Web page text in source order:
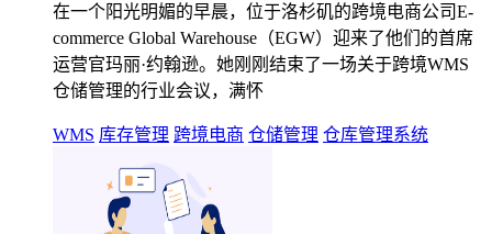
在一个阳光明媚的早晨，位于洛杉矶的跨境电商公司E-
commerce Global Warehouse（EGW）迎来了他们的首席
运营官玛丽·约翰逊。她刚刚结束了一场关于跨境WMS
仓储管理的行业会议，满怀
WMS 库存管理 跨境电商 仓储管理 仓库管理系统